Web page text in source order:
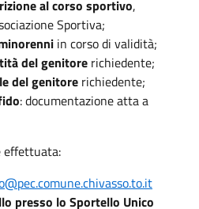
al corso sportivo,
Sportiva;
in corso di validità;
del genitore richiedente;
del genitore richiedente;
: documentazione atta a
effettuata:
presso lo Sportello Unico